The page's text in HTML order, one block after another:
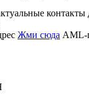
контакты
Жми сюда AML-